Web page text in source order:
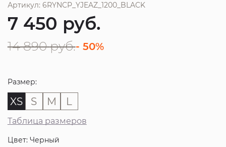
Артикул: 6RYNCP_YJEAZ_1200_BLACK
7 450 руб.
14 890 руб.- 50%
Размер:
XS S M L
Таблица размеров
Цвет: Черный